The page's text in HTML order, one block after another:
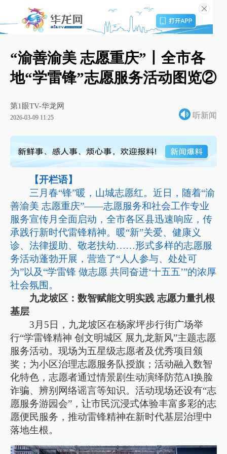
“渝善渝美 志愿重庆”丨全市各
地“学雷锋”志愿服务活动图览②
第1眼TV-华龙网
2026-03-09 11:25 听新闻
【开栏语】
三月春“锋”暖，山城志愿红。近日，随着“渝
善渝美 志愿重庆”——志愿服务和社会工作专业
服务宣传月全面启动，全市各区县迅速响应，传
承践行新时代雷锋精神。暖“新”关爱、健康义
诊、法律援助、敬老扶幼……形式多样的志愿服
务活动蓬勃开展，营造了“人人参与、处处可
为”以及“学雷锋 做志愿 共同奋进‘十五五’”的浓厚
社会氛围。
九龙坡区：数智赋能文明实践 志愿力量扎根
基层
3月5日，九龙坡区在杨家坪步行街广场举
行“学雷锋精神 创文明城区 展九龙新风”主题志愿
服务活动。现场为五星级志愿者及优秀项目颁
奖；为小区治理志愿服务队授旗；活动融入数智
化特色，志愿者通过情景剧生动演绎防范AI换脸
诈骗、辨别网络谣言等知识。活动现场还设有“志
愿服务游园会”，让市民沉浸式体验丰富多彩的志
愿便民服务，推动雷锋精神在新时代基层治理中
落地生根。